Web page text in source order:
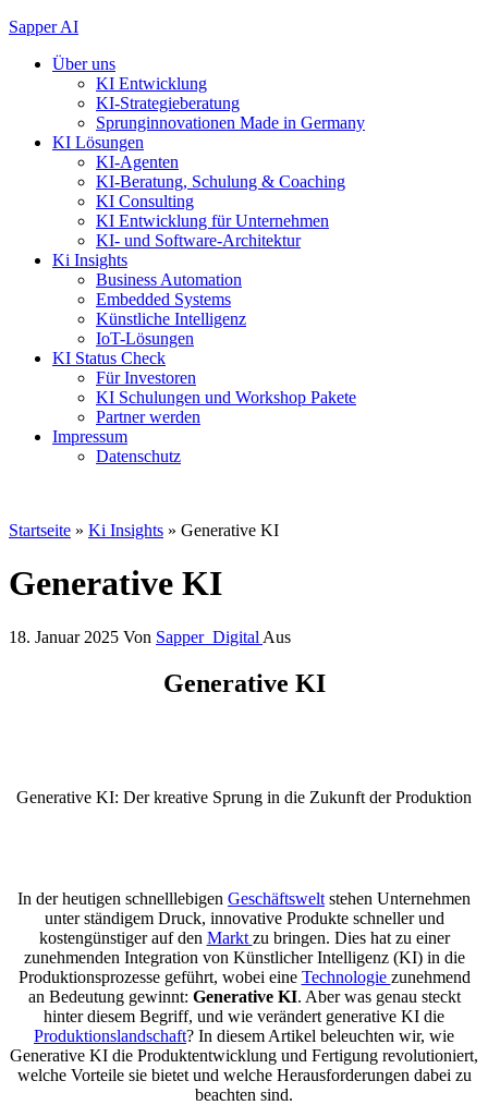
Zum
springen
Sapper AI
Über uns
KI Entwicklung
KI-Strategieberatung
Sprunginnovationen Made in Germany
KI Lösungen
KI-Agenten
KI-Beratung, Schulung & Coaching
KI Consulting
KI Entwicklung für Unternehmen
KI- und Software-Architektur
Ki Insights
Business Automation
Embedded Systems
Künstliche Intelligenz
IoT-Lösungen
KI Status Check
Für Investoren
KI Schulungen und Workshop Pakete
Partner werden
Impressum
Datenschutz
Startseite » Ki Insights » Generative KI
Generative KI
18. Januar 2025 Von Sapper_Digital Aus
Generative KI
Generative KI: Der kreative Sprung in die Zukunft der Produktion
In der heutigen schnelllebigen Geschäftswelt stehen Unternehmen
unter ständigem Druck, innovative Produkte schneller und
kostengünstiger auf den Markt zu bringen. Dies hat zu einer
zunehmenden Integration von Künstlicher Intelligenz (KI) in die
Produktionsprozesse geführt, wobei eine Technologie zunehmend
an Bedeutung gewinnt: Generative KI. Aber was genau steckt
hinter diesem Begriff, und wie verändert generative KI die
Produktionslandschaft? In diesem Artikel beleuchten wir, wie
Generative KI die Produktentwicklung und Fertigung revolutioniert,
welche Vorteile sie bietet und welche Herausforderungen dabei zu
beachten sind.